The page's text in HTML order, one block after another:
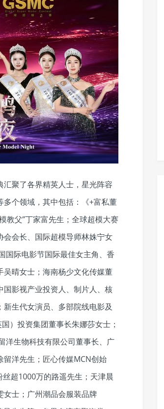
聚了各界精英人士，星光阵容
个领域，其中包括：《+富私董
教父”丁家富先生；全球超模大赛
会长、国际超模导师林姝宁女
国际电影节国际最佳女主角、香
晴女士；海南杨少文化传媒董
影视产业投资人、制片人、核
生代女演员、多部院线电影及
）投资集团董事长朱娜莎女士；
洋生物科技有限公司董事长、广
洋先生；匠心传媒MCN创始
超1000万的路遥先生；天津晨
士；广州潮品会服装品牌